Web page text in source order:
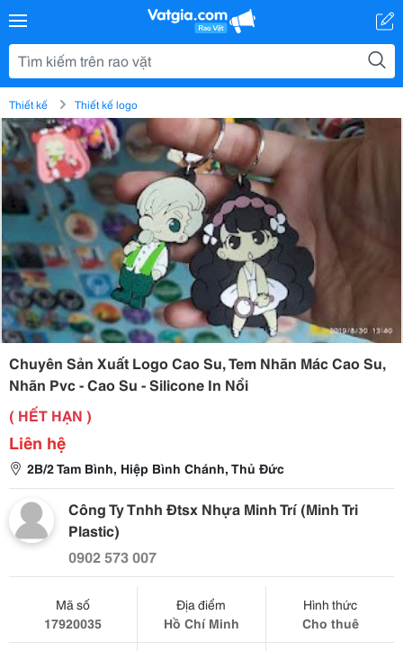
Thiết kế Thiết kế logo
Chuyên Sản Xuất Logo Cao Su, Tem Nhãn Mác Cao Su,
Nhãn Pvc - Cao Su - Silicone In Nổi
( HẾT HẠN )
Liên hệ
2B/2 Tam Bình, Hiệp Bình Chánh, Thủ Đức
Công Ty Tnhh Đtsx Nhựa Minh Trí (Minh Tri
Plastic)
0902 573 007
Mã số
17920035
Địa điểm
Hồ Chí Minh
Hình thức
Cho thuê